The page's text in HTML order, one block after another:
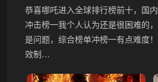
恭喜哪吒进入全球排行榜前十，国
冲击榜一我个人认为还是很困难的
是问题，综合榜单冲榜一有点难度
效制…